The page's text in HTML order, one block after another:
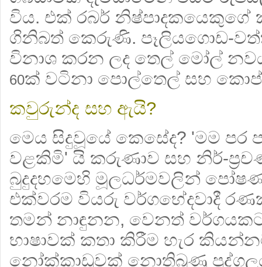
විය. එක් රබර් නිෂ්පාදකයෙකුගේ
ගිනිබත් කෙරුණි. පෑලියගොඩ-
විනාශ කරන ලද තෙල් මෝල්
60ක් වටිනා පොල්තෙල් සහ
කවුරුන්ද සහ ඇයි?
මෙය සිදුවූයේ කෙසේද? 'මම
වළකිමි' යි කරුණාව සහ නිර්-
බුදුදහමෙහි මූලධර්මවලින්
එක්වරම වියරු වර්ගභේදවාදී
තමන් නාඳුනන, වෙනත්
භාෂාවක් කතා කිරීම හැර
නෝක්කාඩුවක් නොතිබුණු